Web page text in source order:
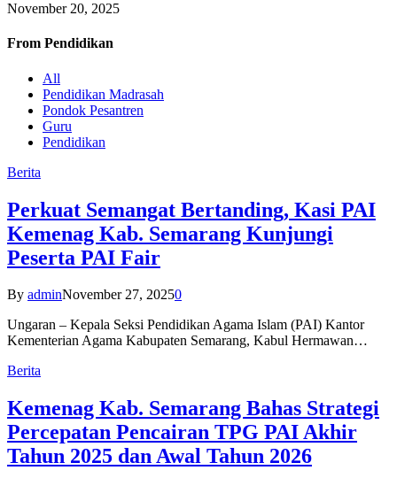
November 20, 2025
From Pendidikan
All
Pendidikan Madrasah
Pondok Pesantren
Guru
Pendidikan
Berita
Perkuat Semangat Bertanding, Kasi PAI
Kemenag Kab. Semarang Kunjungi
Peserta PAI Fair
By adminNovember 27, 20250
Ungaran – Kepala Seksi Pendidikan Agama Islam (PAI) Kantor
Kementerian Agama Kabupaten Semarang, Kabul Hermawan…
Berita
Kemenag Kab. Semarang Bahas Strategi
Percepatan Pencairan TPG PAI Akhir
Tahun 2025 dan Awal Tahun 2026